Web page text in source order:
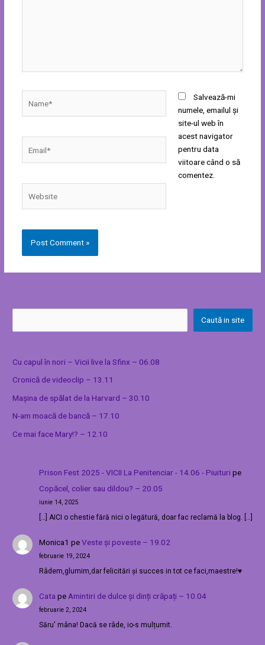
Salvează-mi
numele, emailul și
site-ul web în
acest navigator
pentru data
viitoare când o să
comentez.
Caută in site
Cu capul în nori – Vicii live la Sfinx – 06.08
Cronică de videoclip – 13.11
Mașina de spălat de la Harvard – 30.10
N-am moacă de bancă – 17.10
Ce mai face Mary!? – 12.10
Prison Fest 2025 - VICII La Penitenciar - 14.06 - Piuituripe
Copăcel, colier sau dildou? – 20.05
iunie 14, 2025
[…] AICI o chestie fără nici o legătură, doar fac reclamă la blog. […]
Monica1 peVeste și poveste – 19.02
februarie 19, 2024
Râdem,glumim,dar felicitări și succes in tot ce faci,maestre!♥️
Cata pe Amintiri de dulce și dinți crăpați – 10.04
februarie 2, 2024
Săru' mâna! Dacă se râde, io-s mulțumit.